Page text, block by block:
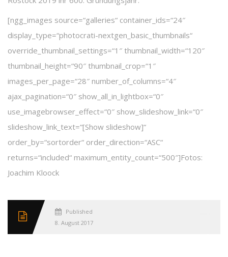
[ngg_images source=“galleries“ container_ids=“24″
display_type=“photocrati-nextgen_basic_thumbnails“
override_thumbnail_settings=“1″ thumbnail_width=“120″
thumbnail_height=“90″ thumbnail_crop=“1″
images_per_page=“28″ number_of_columns=“4″
ajax_pagination=“0″ show_all_in_lightbox=“0″
use_imagebrowser_effect=“0″ show_slideshow_link=“0″
slideshow_link_text=“[Show slideshow]“
order_by=“sortorder“ order_direction=“ASC“
returns=“included“ maximum_entity_count=“500″]Fotos:
Joachim Kloock
Published
8. August 2017